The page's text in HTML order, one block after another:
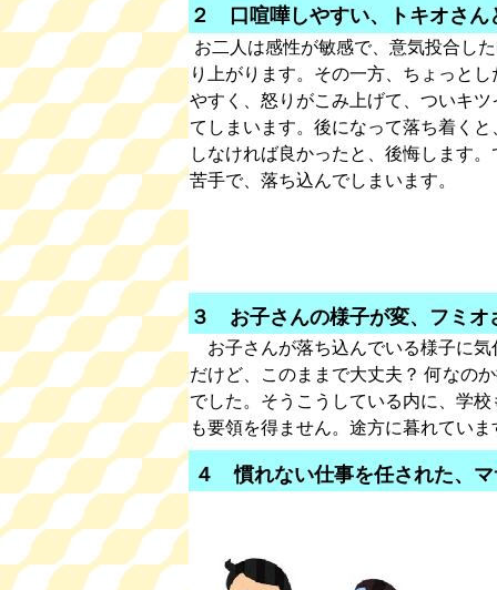
２ 口喧嘩しやすい、トキオさん
お二人は感性が敏感で、意気投合し
り上がります。その一方、ちょっと
やすく、怒りがこみ上げて、ついキツ
てしまいます。後になって落ち着くと
しなければ良かったと、後悔します
苦手で、落ち込んでしまいます。
３ お子さんの様子が変、フミオ
お子さんが落ち込んでいる様子に気
だけど、このままで大丈夫？ 何なの
でした。そうこうしている内に、学
も要領を得ません。途方に暮れていま
４ 慣れない仕事を任された、マ